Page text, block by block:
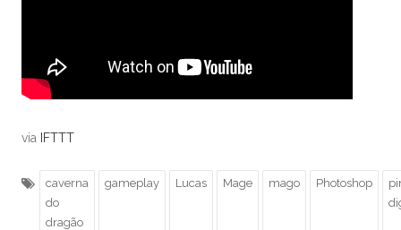
via IFTTT
caverna
do
dragão
gameplay Lucas Mage mago Photoshop